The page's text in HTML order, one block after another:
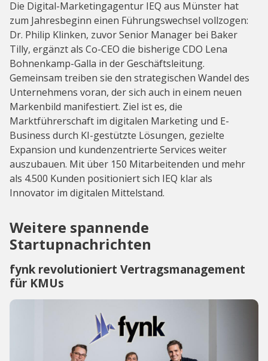
Die Digital-Marketingagentur IEQ aus Münster hat
zum Jahresbeginn einen Führungswechsel vollzogen:
Dr. Philip Klinken, zuvor Senior Manager bei Baker
Tilly, ergänzt als Co-CEO die bisherige CDO Lena
Bohnenkamp-Galla in der Geschäftsleitung.
Gemeinsam treiben sie den strategischen Wandel des
Unternehmens voran, der sich auch in einem neuen
Markenbild manifestiert. Ziel ist es, die
Marktführerschaft im digitalen Marketing und E-
Business durch KI-gestützte Lösungen, gezielte
Expansion und kundenzentrierte Services weiter
auszubauen. Mit über 150 Mitarbeitenden und mehr
als 4.500 Kunden positioniert sich IEQ klar als
Innovator im digitalen Mittelstand.
Weitere spannende
Startupnachrichten
fynk revolutioniert Vertragsmanagement
für KMUs